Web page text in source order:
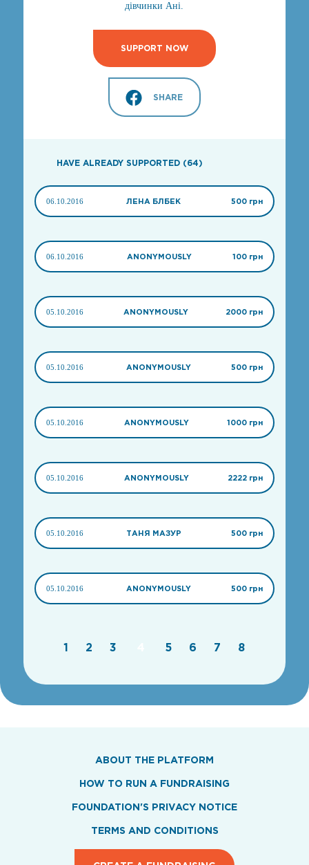
дівчинки Ані.
SUPPORT NOW
SHARE
HAVE ALREADY SUPPORTED (64)
06.10.2016 ЛЕНА БЛБЕК 500 грн
06.10.2016 ANONYMOUSLY 100 грн
05.10.2016 ANONYMOUSLY 2000 грн
05.10.2016 ANONYMOUSLY 500 грн
05.10.2016 ANONYMOUSLY 1000 грн
05.10.2016 ANONYMOUSLY 2222 грн
05.10.2016 ТАНЯ МАЗУР 500 грн
05.10.2016 ANONYMOUSLY 500 грн
1 2 3 5 6 7 8
ABOUT THE PLATFORM
HOW TO RUN A FUNDRAISING
FOUNDATION'S PRIVACY NOTICE
TERMS AND CONDITIONS